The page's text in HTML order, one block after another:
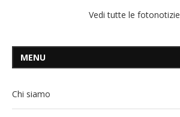
Vedi tutte le fotonotizie
MENU
Chi siamo